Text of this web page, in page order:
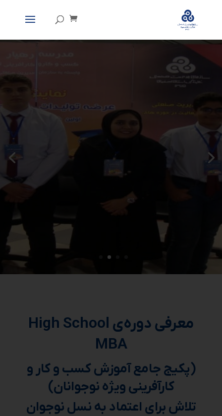
معرفی دوره‌ی High School
MBA
(پکیج جامع آموزش کسب و کار و
کارآفرینی ویژه نوجوانان)
تلاش برای اعتماد به نسل نوجوان